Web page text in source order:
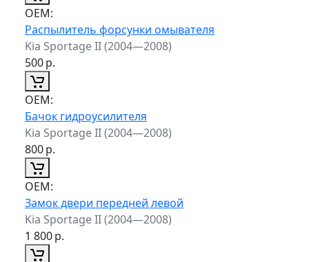
ОЕМ:
Распылитель форсунки омывателя
Kia Sportage II (2004—2008)
500р.
ОЕМ:
Бачок гидроусилителя
Kia Sportage II (2004—2008)
800р.
ОЕМ:
Замок двери передней левой
Kia Sportage II (2004—2008)
1 800р.